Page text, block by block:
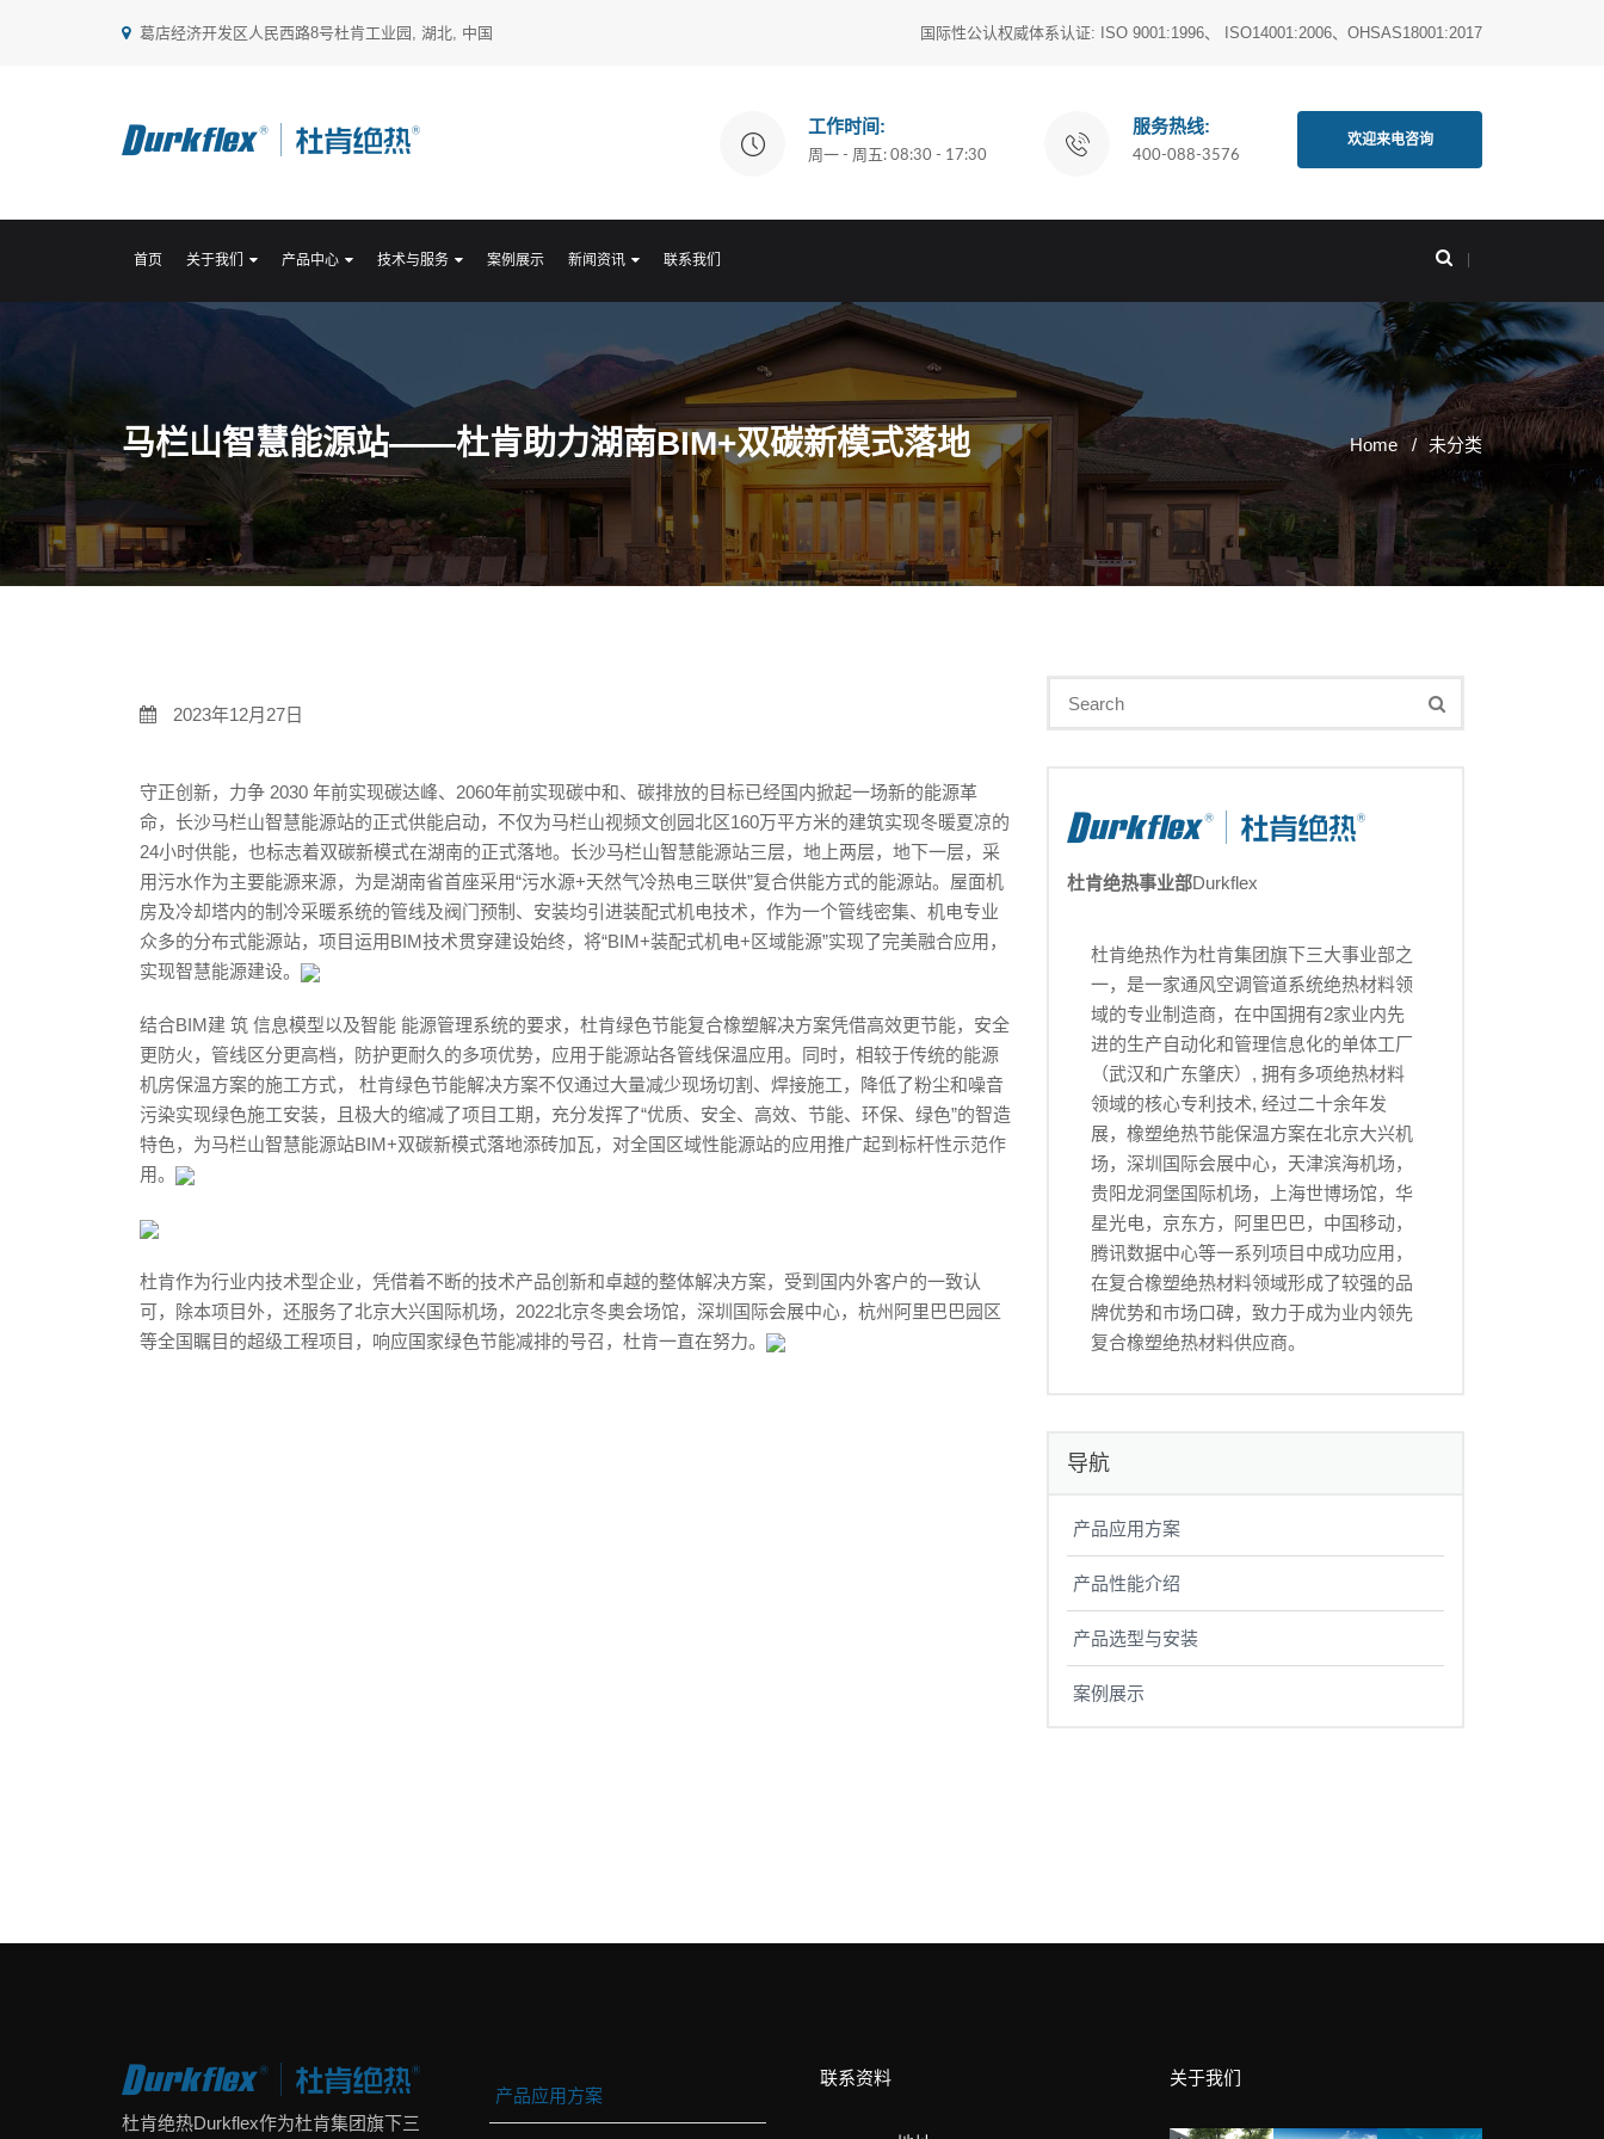
葛店经济开发区人民西路8号杜肯工业园, 湖北, 中国 国际性公认权威体系认证: ISO 9001:1996、 ISO14001:2006、OHSAS18001:2017
工作时间:
周一 - 周五: 08:30 - 17:30
服务热线:
400-088-3576
欢迎来电咨询
首页 关于我们 产品中心 技术与服务 案例展示 新闻资讯 联系我们
马栏山智慧能源站——杜肯助力湖南BIM+双碳新模式落地 Home 未分类
2023年12月27日
守正创新，力争 2030 年前实现碳达峰、2060年前实现碳中和、碳排放的目标已经国内掀起一场新的能源革
命，⻓沙⻢栏山智慧能源站的正式供能启动，不仅为⻢栏山视频文创园北区160万平⽅⽶的建筑实现冬暖夏凉的
24小时供能，也标志着双碳新模式在湖南的正式落地。⻓沙⻢栏山智慧能源站三层，地上两层，地下一层，采
用污水作为主要能源来源，为是湖南省首座采用“污水源+天然气冷热电三联供”复合供能方式的能源站。屋面机
房及冷却塔内的制冷采暖系统的管线及阀⻔预制、安装均引进装配式机电技术，作为一个管线密集、机电专业
众多的分布式能源站，项目运用BIM技术贯穿建设始终，将“BIM+装配式机电+区域能源”实现了完美融合应用，
实现智慧能源建设。
结合BIM建 筑 信息模型以及智能 能源管理系统的要求，杜肯绿色节能复合橡塑解决方案凭借高效更节能，安全
更防火，管线区分更⾼档，防护更耐久的多项优势，应用于能源站各管线保温应⽤。同时，相较于传统的能源
机房保温方案的施⼯⽅式， 杜肯绿色节能解决⽅案不仅通过大量减少现场切割、焊接施工，降低了粉尘和噪音
污染实现绿⾊施⼯安装，且极大的缩减了项⽬⼯期，充分发挥了“优质、安全、高效、节能、环保、绿色”的智造
特⾊，为⻢栏山智慧能源站BIM+双碳新模式落地添砖加瓦，对全国区域性能源站的应用推广起到标杆性示范作
⽤。
杜肯作为行业内技术型企业，凭借着不断的技术产品创新和卓越的整体解决方案，受到国内外客户的一致认
可，除本项目外，还服务了北京大兴国际机场，2022北京冬奥会场馆，深圳国际会展中心，杭州阿里巴巴园区
等全国瞩目的超级工程项目，响应国家绿色节能减排的号召，杜肯一直在努力。
杜肯绝热事业部Durkflex
杜肯绝热作为杜肯集团旗下三大事业部之
一，是一家通风空调管道系统绝热材料领
域的专业制造商，在中国拥有2家业内先
进的生产自动化和管理信息化的单体工厂
（武汉和广东肇庆）, 拥有多项绝热材料
领域的核心专利技术, 经过二十余年发
展，橡塑绝热节能保温方案在北京大兴机
场，深圳国际会展中心，天津滨海机场，
贵阳龙洞堡国际机场，上海世博场馆，华
星光电，京东方，阿里巴巴，中国移动，
腾讯数据中心等一系列项目中成功应用，
在复合橡塑绝热材料领域形成了较强的品
牌优势和市场口碑，致力于成为业内领先
复合橡塑绝热材料供应商。
导航
产品应用方案
产品性能介绍
产品选型与安装
案例展示
杜肯绝热Durkflex作为杜肯集团旗下三
产品应用方案
联系资料 关于我们